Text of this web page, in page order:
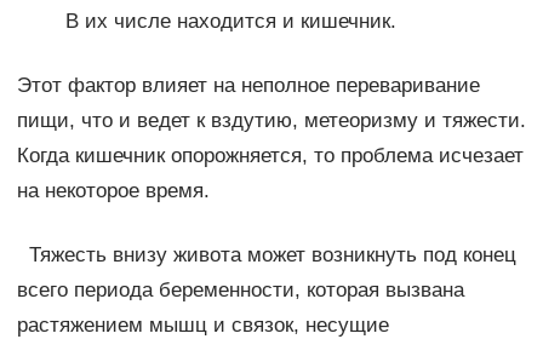
В их числе находится и кишечник.
Этот фактор влияет на неполное переваривание
пищи, что и ведет к вздутию, метеоризму и тяжести.
Когда кишечник опорожняется, то проблема исчезает
на некоторое время.
Тяжесть внизу живота может возникнуть под конец
всего периода беременности, которая вызвана
растяжением мышц и связок, несущие